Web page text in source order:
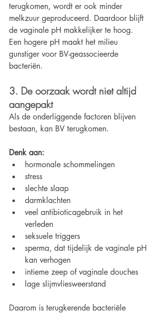
terugkomen, wordt er ook minder
melkzuur geproduceerd. Daardoor blijft
de vaginale pH makkelijker te hoog.
Een hogere pH maakt het milieu
gunstiger voor BV-geassocieerde
bacteriën.
3. De oorzaak wordt niet altijd
aangepakt
Als de onderliggende factoren blijven
bestaan, kan BV terugkomen.
Denk aan:
hormonale schommelingen
stress
slechte slaap
darmklachten
veel antibioticagebruik in het
verleden
seksuele triggers
sperma, dat tijdelijk de vaginale pH
kan verhogen
intieme zeep of vaginale douches
lage slijmvliesweerstand
Daarom is terugkerende bacteriële